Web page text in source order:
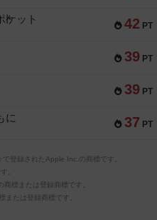
42 PT
ット
39 PT
39 PT
37 PT
に
登録されたApple Inc.の商標です。
。
標または登録商標です。
たは登録商標です。